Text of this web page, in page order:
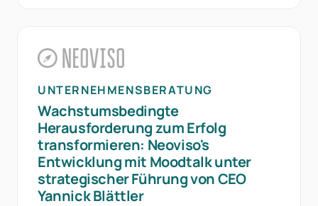
UNTERNEHMENSBERATUNG
Wachstumsbedingte
Herausforderung zum Erfolg
transformieren: Neoviso's
Entwicklung mit Moodtalk unter
strategischer Führung von CEO
Yannick Blättler